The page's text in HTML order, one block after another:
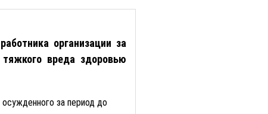
организации за
вреда здоровью
за период до